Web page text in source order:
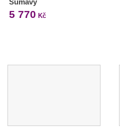
Šumavy
5 770 Kč